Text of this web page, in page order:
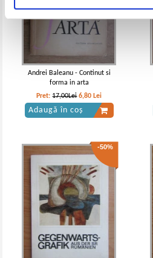
Andrei Baleanu - Continut si
forma in arta
Pret:17,00Lei 6,80 Lei
Adaugă în coș
-50%